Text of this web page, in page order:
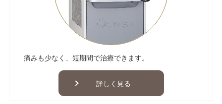
痛みも少なく、短期間で治療できます。
詳しく見る